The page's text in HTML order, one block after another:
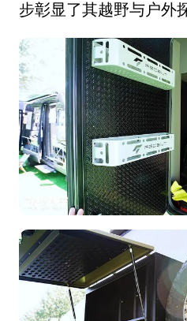
步彰显了其越野与户外